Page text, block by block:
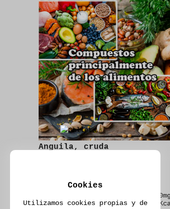
Anguila, cruda
Agua: 61.9667000000g.
Colesterol(Col):
Calorías(Kcal):
Cookies
Utilizamos cookies propias y de